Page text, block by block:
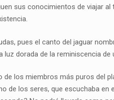
sus conocimientos de viajar
pues el canto del jaguar
luz dorada de la reminiscencia
de los miembros más puros del
de los seres, que escuchaba